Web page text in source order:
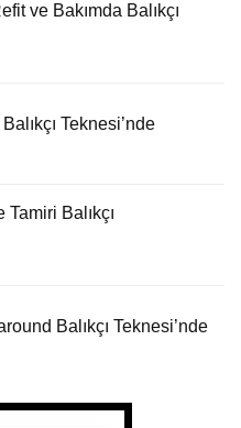
ve Bakımda Balıkçı
Teknesi’nde
Balıkçı
Balıkçı Teknesi’nde